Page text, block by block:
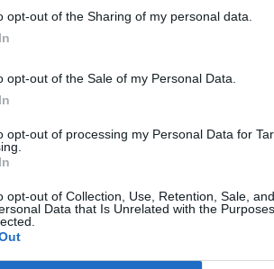
opt-out of the Sharing of my personal data.
opt-out of the Sale of my Personal Data.
opt-out of processing my Personal Data for
opt-out of Collection, Use, Retention, Sale,
Data that Is Unrelated with the
portfolio.hu hírarchívumához tartozik,
cikkarchívum
elmúlt 2 év napon belüli